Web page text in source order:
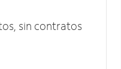
sin contratos